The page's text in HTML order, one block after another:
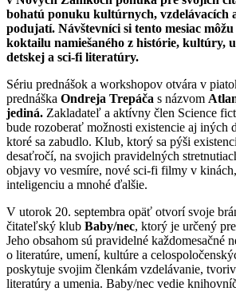
bohatú ponuku kultúrnych, vzdelávacích
podujatí. Návštevníci si tento mesiac
koktailu namiešaného z histórie, kultúry,
detskej a sci-fi literatúry.
Sériu prednášok a workshopov otvára v
prednáška Ondreja Trepáča s názvom
jediná. Zakladateľ a aktívny člen Science
bude rozoberať možnosti existencie aj iných
ktoré sa zabudlo. Klub, ktorý sa pýši
desaťročí, na svojich pravidelných
objavy vo vesmíre, nové sci-fi filmy v
inteligenciu a mnohé ďalšie.
V utorok 20. septembra opäť otvorí svoje
čitateľský klub Baby/nec, ktorý je určený
Jeho obsahom sú pravidelné každomesačné
o literatúre, umení, kultúre a
poskytuje svojim členkám vzdelávanie,
literatúry a umenia. Baby/nec vedie